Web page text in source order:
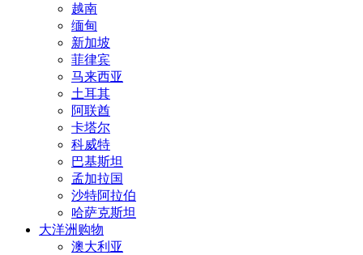
越南
缅甸
新加坡
菲律宾
马来西亚
土耳其
阿联酋
卡塔尔
科威特
巴基斯坦
孟加拉国
沙特阿拉伯
哈萨克斯坦
大洋洲购物
澳大利亚